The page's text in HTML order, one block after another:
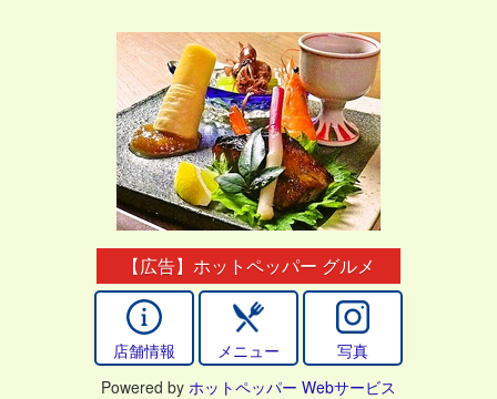
【広告】ホットペッパー グルメ
店舗情報 メニュー
写真
Powered by ホットペッパー Webサービス